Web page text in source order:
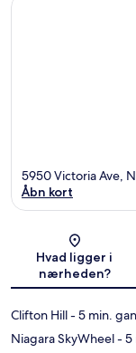
5950 Victoria Ave,
Åbn kort
Hvad ligger i
nærheden?
Clifton Hill- 5 min.
Niagara SkyWheel- 5